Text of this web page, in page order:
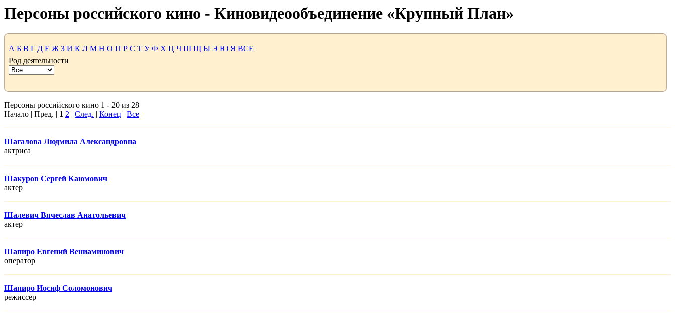
Персоны российского кино - Киновидеообъединение «Крупный План»
А Б В Г Д Е Ж З И К Л М Н О П Р С Т У Ф Х Ц Ч Ш Щ Ы Э Ю Я ВСЕ
Род деятельности
Персоны российского кино 1 - 20 из 28
Начало | Пред. | 1 2 | След. | Конец | Все
Шагалова Людмила Александровна
актриса
Шакуров Сергей Каюмович
актер
Шалевич Вячеслав Анатольевич
актер
Шапиро Евгений Вениаминович
оператор
Шапиро Иосиф Соломонович
режисcер